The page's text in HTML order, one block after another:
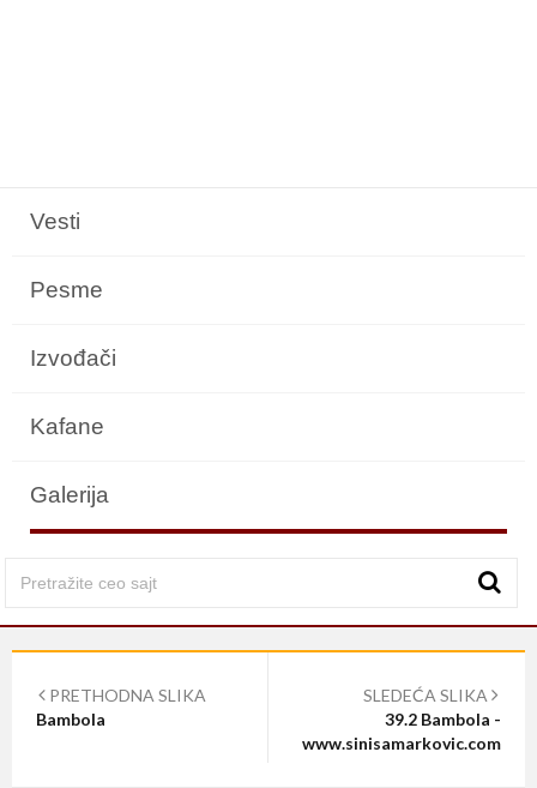
Vesti
Pesme
Izvođači
Kafane
Galerija
PRETHODNA SLIKA
Bambola
SLEDEĆA SLIKA
39.2 Bambola -
www.sinisamarkovic.com